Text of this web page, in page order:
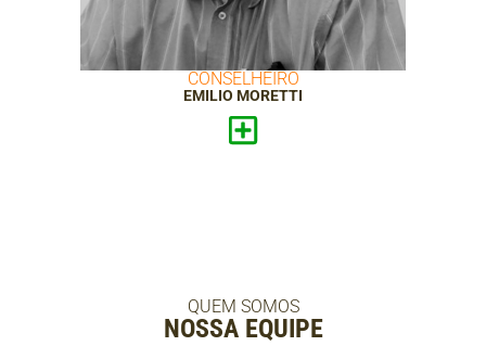
CONSELHEIRO
EMILIO MORETTI
QUEM SOMOS
NOSSA EQUIPE